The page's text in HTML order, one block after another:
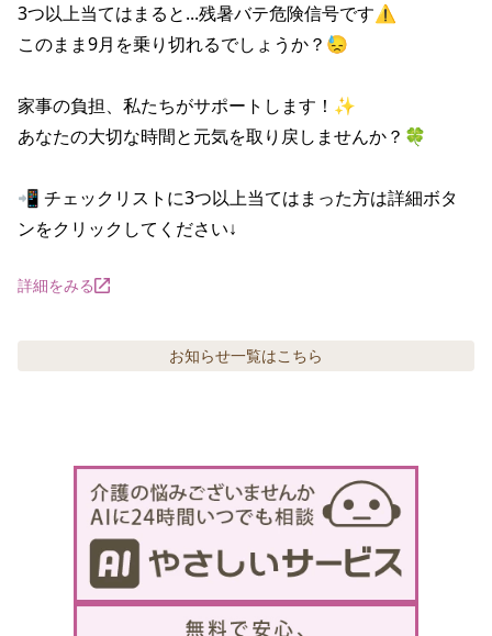
3つ以上当てはまると...残暑バテ危険信号です⚠️
このまま9月を乗り切れるでしょうか？😓
家事の負担、私たちがサポートします！✨
あなたの大切な時間と元気を取り戻しませんか？🍀
📲 チェックリストに3つ以上当てはまった方は詳細ボタ
ンをクリックしてください↓
詳細をみる
お知らせ一覧はこちら